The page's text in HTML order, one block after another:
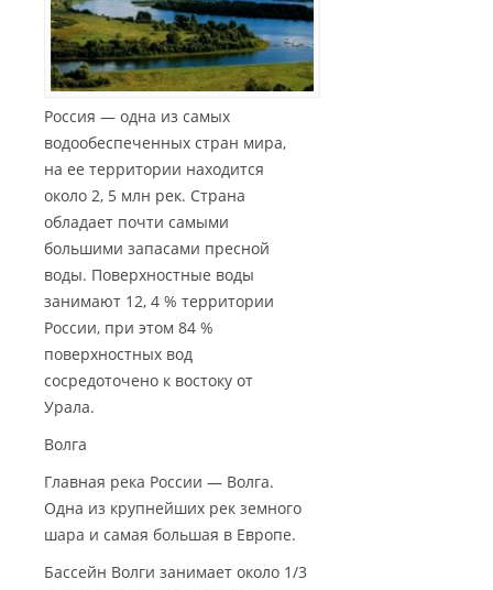
Россия — одна из самых
водообеспеченных стран мира,
на ее территории находится
около 2, 5 млн рек. Страна
обладает почти самыми
большими запасами пресной
воды. Поверхностные воды
занимают 12, 4 % территории
России, при этом 84 %
поверхностных вод
сосредоточено к востоку от
Урала.
Волга
Главная река России — Волга.
Одна из крупнейших рек земного
шара и самая большая в Европе.
Бассейн Волги занимает около 1/3